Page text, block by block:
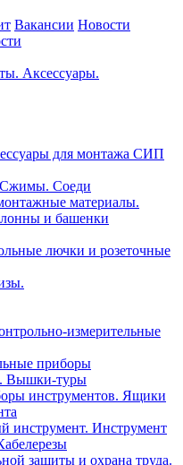
Вакансии Новости
Аксессуары.
для монтажа СИП
Соеди
материалы.
и башенки
лючки и розеточные
измерительные
приборы
Вышки-туры
инструментов. Ящики
инструмент. Инструмент
защиты и охрана труда.